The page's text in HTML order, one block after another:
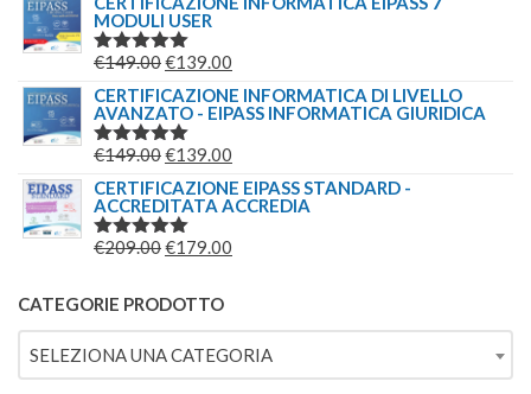
MODULI USER
VALUTATO
€149.00IL
PREZZO
ORIGINALE
ERA:
€139.00
PREZZO
ATTUALE
CERTIFICAZIONE INFORMATICA DI LIVELLO
AVANZATO - EIPASS INFORMATICA GIURIDICA
VALUTATO
€149.00IL
PREZZO
ORIGINALE
ERA:
€139.00
PREZZO
ATTUALE
CERTIFICAZIONE EIPASS STANDARD -
ACCREDITATA ACCREDIA
VALUTATO
€209.00IL
ORIGINALE
ERA:
€209.00.
€179.00
È:
€179.00.
CATEGORIE PRODOTTO
SELEZIONA UNA CATEGORIA